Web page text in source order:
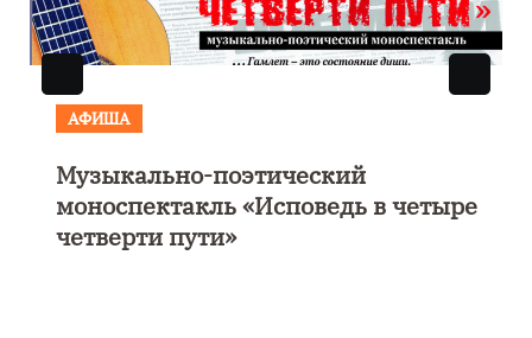
АФИША
Музыкально-поэтический
моноспектакль «Исповедь в четыре
четверти пути»